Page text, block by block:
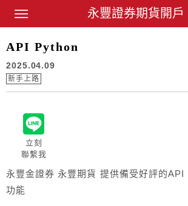
永豐業務經理杜昭逸Blog
永豐證券期貨開戶
Main Menu
API Python
2025.04.09
新手上路
立刻
聯繫我
永豐金證券 永豐期貨 提供備受好評的
功能